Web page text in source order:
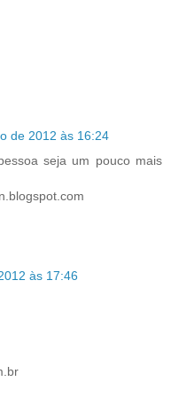
de 2012 às 16:24
seja um pouco mais
às 17:46